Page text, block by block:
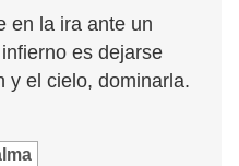
en la ira ante un
es dejarse
y el cielo, dominarla.